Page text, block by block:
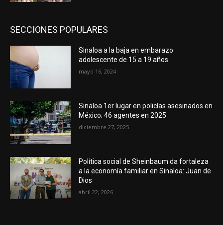
SECCIONES POPULARES
Sinaloa a la baja en embarazo
adolescente de 15 a 19 años
mayo 16, 2024
Sinaloa 1er lugar en policías asesinados en
México; 46 agentes en 2025
diciembre 27, 2025
Política social de Sheinbaum da fortaleza
a la economía familiar en Sinaloa: Juan de
Dios
abril 22, 2026